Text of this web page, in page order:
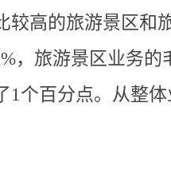
较高的旅游景区和
，旅游景区业务的
1个百分点。从整